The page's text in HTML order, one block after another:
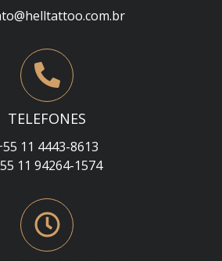
TELEFONES
11 4443-8613
11 94264-1574